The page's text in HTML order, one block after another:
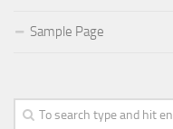
Sample Page